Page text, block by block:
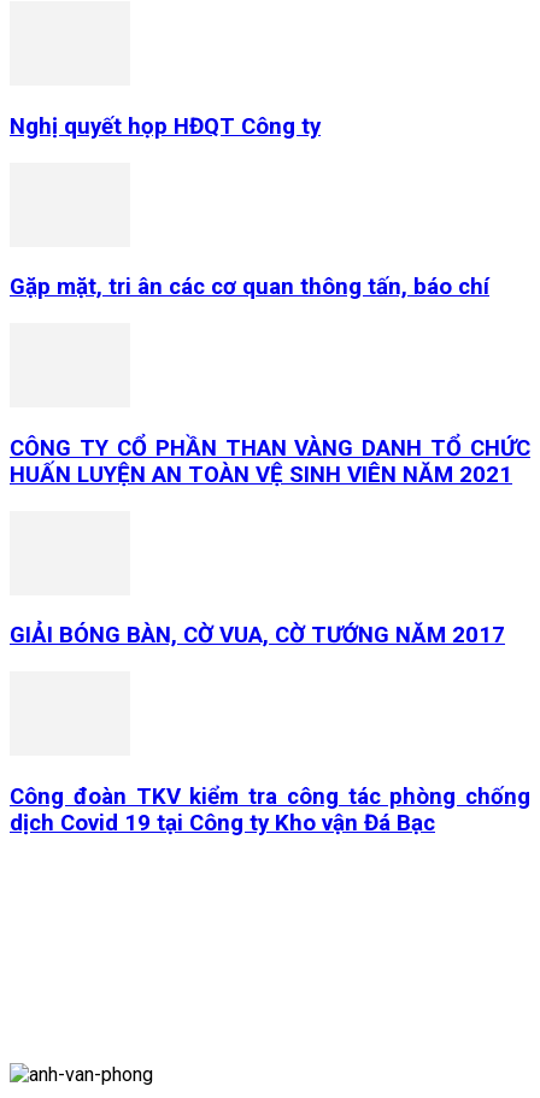
Nghị quyết họp HĐQT Công ty
Gặp mặt, tri ân các cơ quan thông tấn, báo chí
CÔNG TY CỔ PHẦN THAN VÀNG DANH TỔ CHỨC
HUẤN LUYỆN AN TOÀN VỆ SINH VIÊN NĂM 2021
GIẢI BÓNG BÀN, CỜ VUA, CỜ TƯỚNG NĂM 2017
Công đoàn TKV kiểm tra công tác phòng chống
dịch Covid 19 tại Công ty Kho vận Đá Bạc